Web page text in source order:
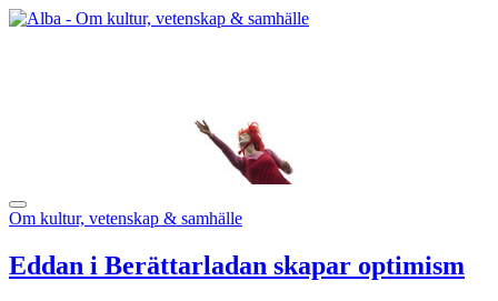
Om kultur, vetenskap & samhälle
Eddan i Berättarladan skapar optimism